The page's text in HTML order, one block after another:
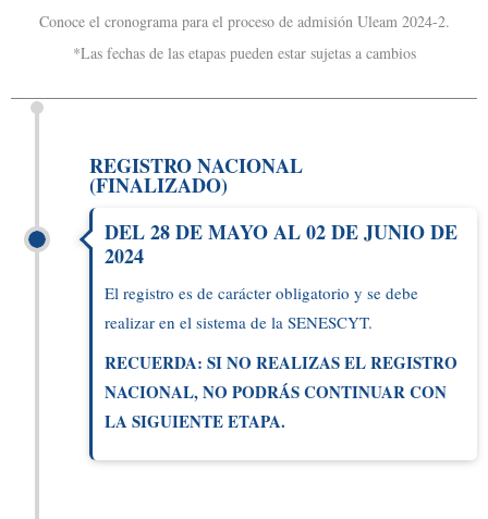
Conoce el cronograma para el proceso de admisión Uleam 2024-2.
*Las fechas de las etapas pueden estar sujetas a cambios
REGISTRO NACIONAL
(FINALIZADO)
DEL 28 DE MAYO AL 02 DE JUNIO DE
2024
El registro es de carácter obligatorio y se debe
realizar en el sistema de la SENESCYT.
RECUERDA: SI NO REALIZAS EL REGISTRO
NACIONAL, NO PODRÁS CONTINUAR CON
LA SIGUIENTE ETAPA.